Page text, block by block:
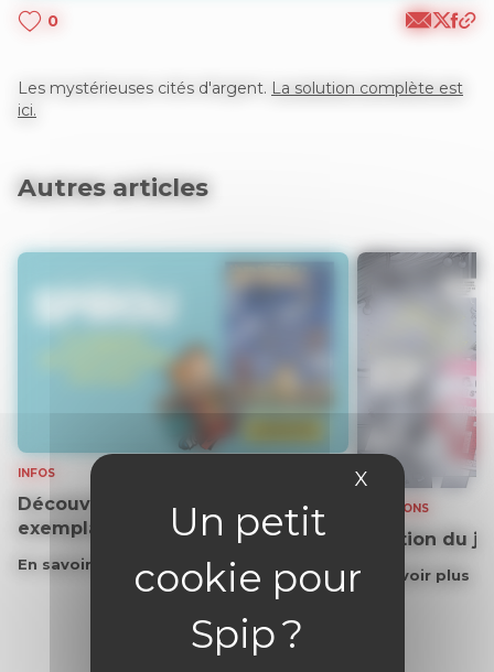
X Masquer le
0
Les mystérieuses cités d'argent. La solution complète est
ici.
Autres articles
INFOS
Découvrez gratuitement un
exemplaire du journal !
En savoir plus
SOLUTIONS
Solution du
En savoir plus